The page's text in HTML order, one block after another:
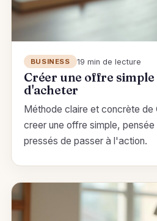
BUSINESS 19 min de lecture
Créer une offre
d'acheter
Méthode claire et concrète de
creer une offre simple,
pressés de passer à l'action.